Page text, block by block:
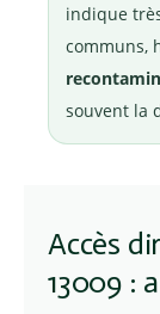
indique
communs,
souvent la
Accès
13009 :